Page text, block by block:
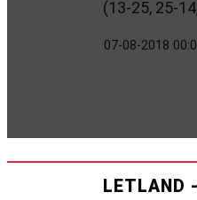
(13-25, 25-
07-08-2018
LETLAND